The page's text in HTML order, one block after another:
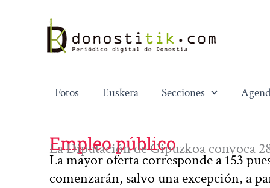
contenido
Fotos Euskera Secciones
Empleo público
La Diputación de Gipuzkoa convoca
La mayor oferta corresponde a 153
comenzarán, salvo una excepción, a